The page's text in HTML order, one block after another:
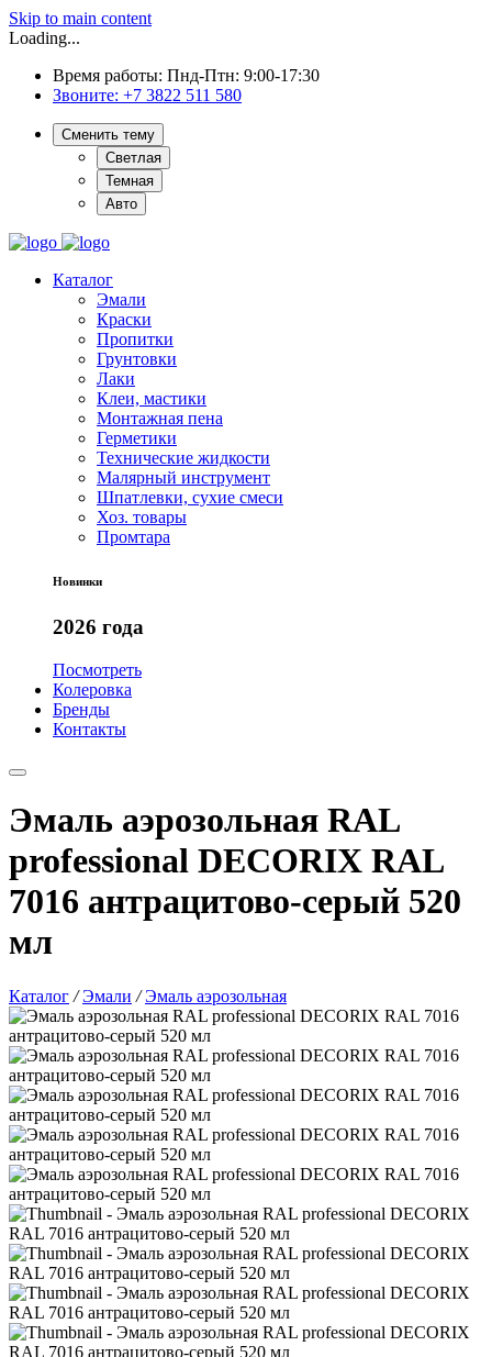
Skip to main content
Loading...
Время работы: Пнд-Птн: 9:00-17:30
Звоните: +7 3822 511 580
Сменить тему
Светлая
Темная
Авто
Каталог
Эмали
Краски
Пропитки
Грунтовки
Лаки
Клеи, мастики
Монтажная пена
Герметики
Технические жидкости
Малярный инструмент
Шпатлевки, сухие смеси
Хоз. товары
Промтара
Новинки
2026 года
Посмотреть
Колеровка
Бренды
Контакты
Эмаль аэрозольная RAL
professional DECORIX RAL
7016 антрацитово-серый 520
мл
Каталог / Эмали / Эмаль аэрозольная